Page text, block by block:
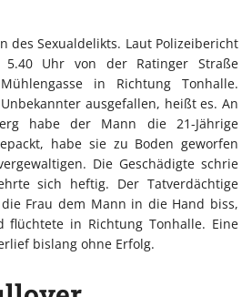
des Sexualdelikts. Laut Polizeibericht
Uhr von der Ratinger Straße
in Richtung Tonhalle.
ausgefallen, heißt es. An
habe der Mann die 21-Jährige
habe sie zu Boden geworfen
Die Geschädigte schrie
sich heftig. Der Tatverdächtige
Frau dem Mann in die Hand biss,
in Richtung Tonhalle. Eine
bislang ohne Erfolg.